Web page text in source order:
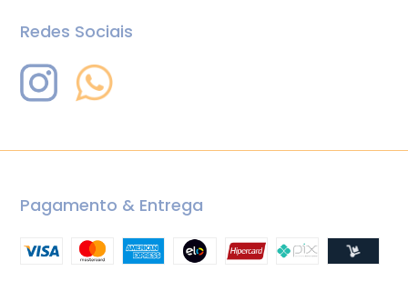
Redes Sociais
Pagamento & Entrega